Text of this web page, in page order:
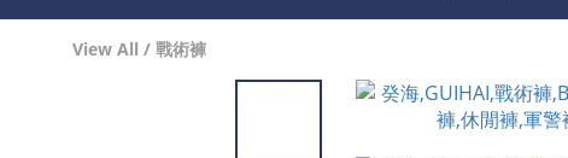
View All / 戰術褲